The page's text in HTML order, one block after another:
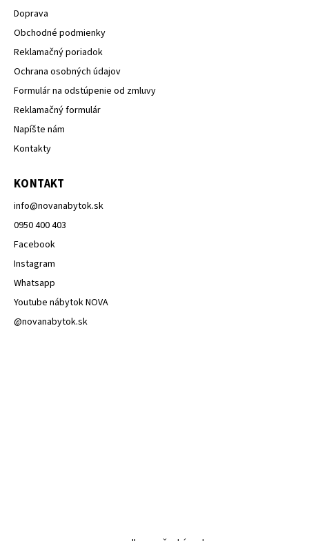
Doprava
Obchodné podmienky
Reklamačný poriadok
Ochrana osobných údajov
Formulár na odstúpenie od zmluvy
Reklamačný formulár
Napíšte nám
Kontakty
KONTAKT
info@novanabytok.sk
0950 400 403
Facebook
Instagram
Whatsapp
Youtube nábytok NOVA
@novanabytok.sk